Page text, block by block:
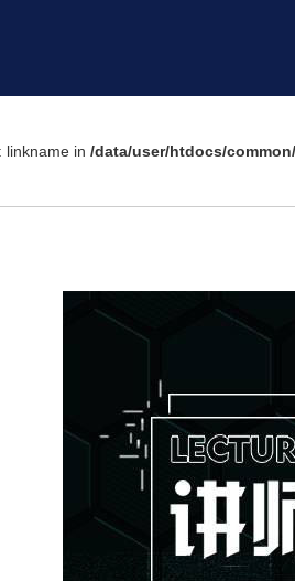
linkname in/data/user/htdocs/